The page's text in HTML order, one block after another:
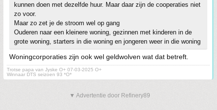
kunnen doen met dezelfde huur. Maar daar zijn de cooperaties niet
zo voor.
Maar zo zet je de stroom wel op gang
Ouderen naar een kleinere woning, gezinnen met kinderen in de
grote woning, starters in die woning en jongeren weer in die woning
Woningcorporaties zijn ook wel geldwolven wat dat betreft.
Trotse papa van Jyske O+ 07-03-2025 O+
Winnaar DTS seizoen 93 *O*
▼ Advertentie door Refinery89